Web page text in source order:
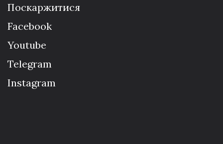
Поскаржитися
Facebook
Youtube
Telegram
Instagram